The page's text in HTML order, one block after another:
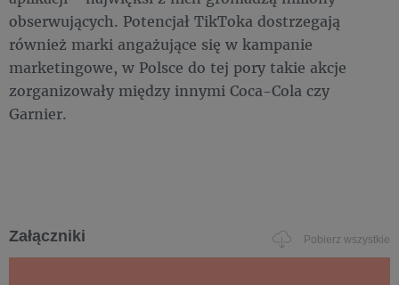
obserwujących. Potencjał TikToka dostrzegają
również marki angażujące się w kampanie
marketingowe, w Polsce do tej pory takie akcje
zorganizowały między innymi Coca-Cola czy
Garnier.
Załączniki Pobierz wszystkie